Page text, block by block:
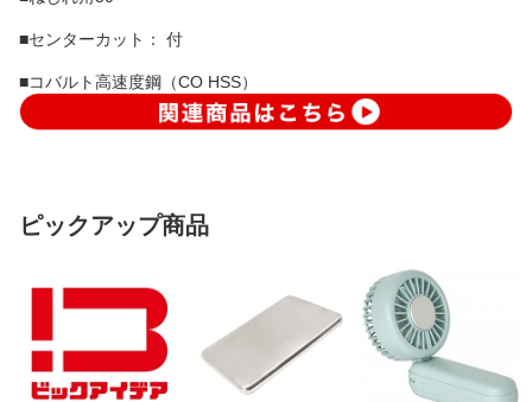
■センターカット： 付
■コバルト高速度鋼（CO HSS）
ピックアップ商品